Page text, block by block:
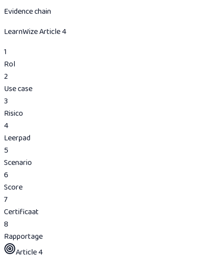
Evidence chain
LearnWize Article 4
1
Rol
2
Use case
3
Risico
4
Leerpad
5
Scenario
6
Score
7
Certificaat
8
Rapportage
Article 4